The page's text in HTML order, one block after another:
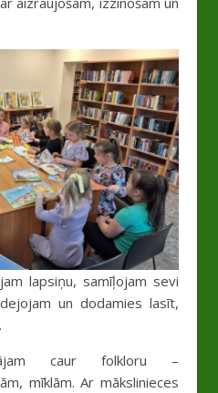
lapsiņu, samīļojam sevi
un dodamies lasīt,
caur folkloru –
mīklām. Ar mākslinieces